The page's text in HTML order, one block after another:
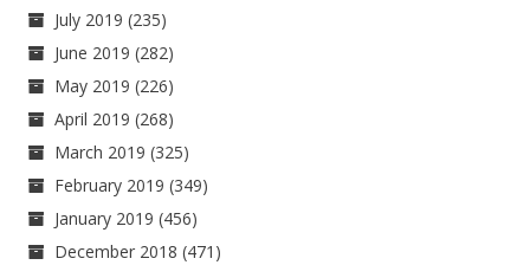
July 2019 (235)
June 2019 (282)
May 2019 (226)
April 2019 (268)
March 2019 (325)
February 2019 (349)
January 2019 (456)
December 2018 (471)